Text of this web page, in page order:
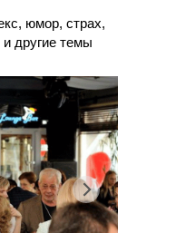
юмор, страх,
и другие темы